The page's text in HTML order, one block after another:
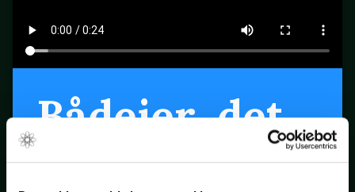
Bådejer, det
er snart